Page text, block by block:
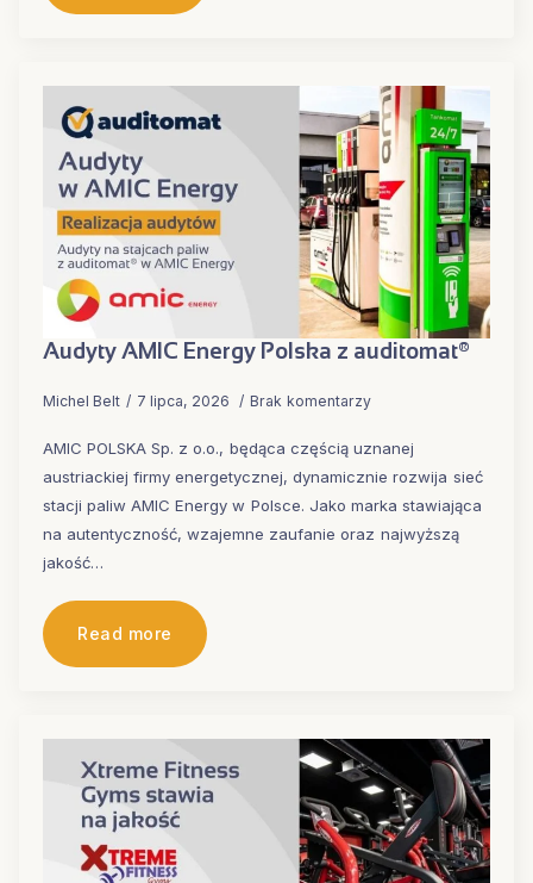
Audyty AMIC Energy Polska z auditomat®
Michel Belt 7 lipca, 2026 Brak komentarzy
AMIC POLSKA Sp. z o.o., będąca częścią uznanej
austriackiej firmy energetycznej, dynamicznie rozwija sieć
stacji paliw AMIC Energy w Polsce. Jako marka stawiająca
na autentyczność, wzajemne zaufanie oraz najwyższą
jakość…
Read more